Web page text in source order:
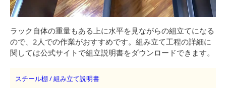
ラック自体の重量もある上に水平を見ながらの組立てになる
ので、2人での作業がおすすめです。組み立て工程の詳細に
関しては公式サイトで組立説明書をダウンロードできます。
スチール棚 / 組み立て説明書